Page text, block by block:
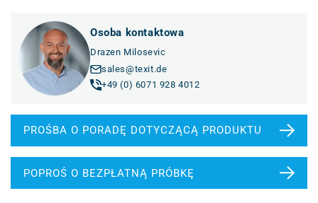
Osoba kontaktowa
Drazen Milosevic
sales@texit.de
+49 (0) 6071 928 4012
PROŚBA O PORADĘ DOTYCZĄCĄ PRODUKTU
POPROŚ O BEZPŁATNĄ PRÓBKĘ